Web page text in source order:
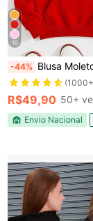
10
-44% Blusa Moletom Feminino e Masculino Canguru Liso
R$49,90 50+
Envio Nacional